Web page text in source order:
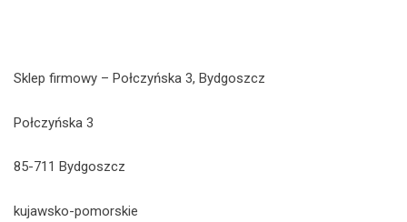
Sklep firmowy – Połczyńska 3, Bydgoszcz
Połczyńska 3
85-711 Bydgoszcz
kujawsko-pomorskie